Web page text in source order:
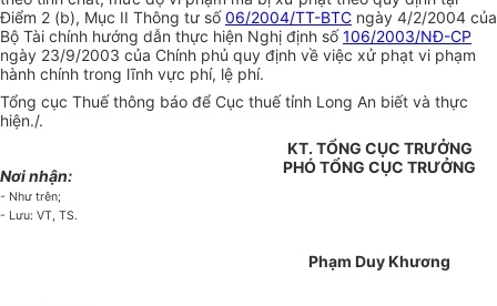
Điểm 2 (b), Mục II Thông tư số06/2004/TT-BTC ngày 4/2/2004 của
Bộ Tài chính hướng dẫn thực hiện Nghị định số106/2003/NĐ-CP
ngày 23/9/2003 của Chính phủ quy định về việc xử phạt vi phạm
hành chính trong lĩnh vực phí, lệ phí.
Tổng cục Thuế thông báo để Cục thuế tỉnh Long An biết và thực
hiện./.
Nơi nhận:
- Như trên;
- Lưu: VT, TS.
KT. TỔNG CỤC TRƯỞNG
PHÓ TỔNG CỤC TRƯỞNG
Phạm Duy Khương